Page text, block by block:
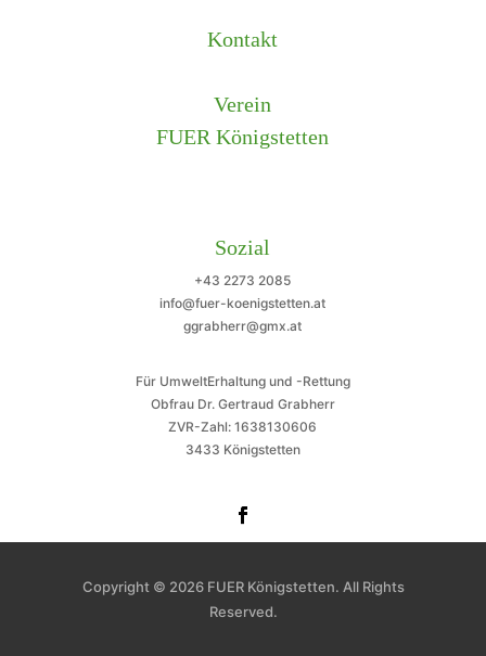
Kontakt
Verein
FUER Königstetten
Sozial
+43 2273 2085
info@fuer-koenigstetten.at
ggrabherr@gmx.at
Für UmweltErhaltung und -Rettung
Obfrau Dr. Gertraud Grabherr
ZVR-Zahl: 1638130606
3433 Königstetten
Copyright © 2026 FUER Königstetten. All Rights
Reserved.